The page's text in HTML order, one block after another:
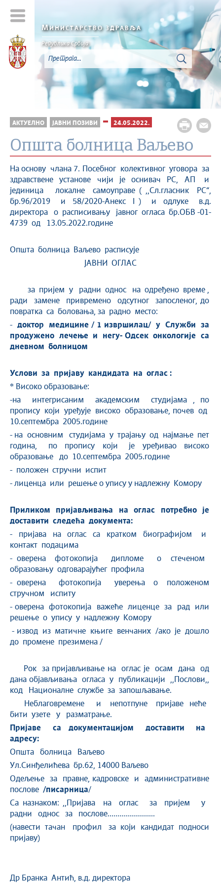
МИНИСТАРСТВО ЗДРАВЉА
Република Србија
АКТУЕЛНО ЈАВНИ ПОЗИВИ 24.05.2022.
Oпшта болница Ваљево
На основу члана 7. Посебног колективног уговора за
здравствене установе чији је оснивач РС, AП и
јединица локалне самоуправе ( ,,Сл.гласник РС“,
бр.96/2019 и 58/2020-Анекс I ) и одлуке в.д.
директора о расписивању јавног огласа бр.ОБВ -01-
4739 од 13.05.2022.године
Општа болница Ваљево расписује
ЈАВНИ ОГЛАС
за пријем
у радни однос на одређено време ,
ради замене привремено одсутног запосленог, до
повратка са боловања, за радно место:
- доктор медицине / 1 извршилац/ у
Служби за
продужено лечење и негу- Одсек онкологије са
дневном болницом
Услови за пријаву кандидата на оглас :
* Високо образовање:
-на интегрисаним академским студијама , по
пропису који уређује високо образовање, почев од
10.септембра 2005.године
- на основним студијама у трајању од најмање пет
година, по пропису који је уређивао високо
образовање до 10.септембра 2005.године
- положен стручни испит
- лиценца или решење о упису у надлежну Комору
Приликом пријављивања на оглас потребно је
доставити следећа документа:
- пријава на оглас са кратком биографијом и
контакт подацима
- оверена фотокопија дипломе о стеченом
образовању одговарајућег профила
- оверена фотокопија уверења о положеном
стручном испиту
- оверена фотокопија важеће лиценце за рад или
решење о упису у надлежну Комору
- извод из матичне књиге венчаних /ако је дошло
до промене презимена /
Рок за пријављивање на оглас је осам дана од
дана објављивања огласа у публикацији ,,Послови,,
код Националне службе за запошљавање.
Неблаговремене и непотпуне пријаве неће
бити узете у разматрање.
Пријаве са документацијом доставити на
адресу:
Општа болница Ваљево
Ул.Синђелићева бр.62, 14000 Ваљево
Одељење за правне, кадровске и административне
послове /писарница/
Са назнаком: ,,Пријава на оглас за пријем у
радни однос за послове........................
(навести тачан профил за који кандидат подноси
пријаву)
Др Бранка Антић, в.д. директора